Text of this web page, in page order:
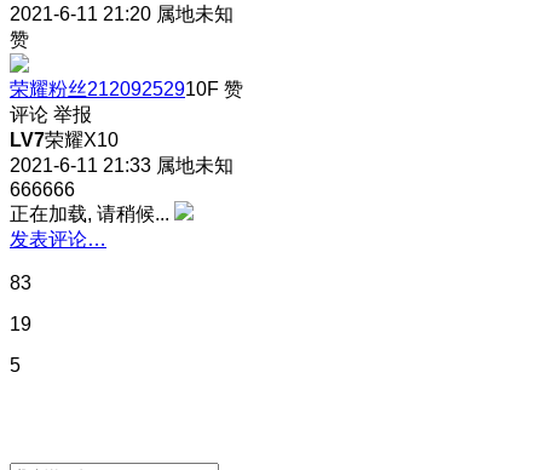
2021-6-11 21:20 属地未知
赞
荣耀粉丝21209252910F 赞
评论 举报
LV7荣耀X10
2021-6-11 21:33 属地未知
666666
正在加载, 请稍候...
发表评论…
83
19
5